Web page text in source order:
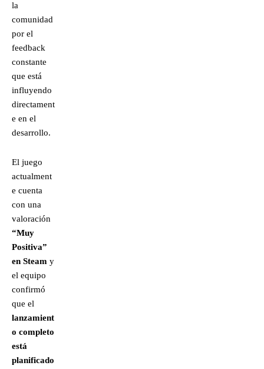
la
comunidad
por el
feedback
constante
que está
influyendo
directament
e en el
desarrollo.
El juego
actualment
e cuenta
con una
valoración
“Muy
Positiva”
en Steam y
el equipo
confirmó
que el
lanzamient
o completo
está
planificado